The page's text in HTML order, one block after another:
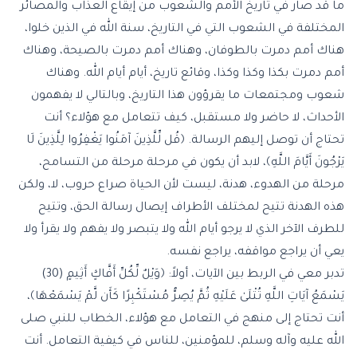
ما قد صار في تاريخ الأمم والشعوب من إيقاع العذاب والمصائر
المختلفة في الشعوب التي في التاريخ، سنة الله في الذين خلوا،
هناك أمم دمرت بالطوفان، وهناك أمم دمرت بالصيحة، وهناك
أمم دمرت بكذا وكذا وكذا، وقائع تاريخ، أيام أيام الله. وهناك
شعوب ومجتمعات ما يقرؤون هذا التاريخ، وبالتالي لا يفهمون
الأحداث، لا حاضر ولا مستقبل، كيف تتعامل مع هؤلاء؟ أنت
تحتاج أن توصل إليهم الرسالة. ﴿قُل لِّلَّذِينَ آمَنُوا يَغْفِرُوا لِلَّذِينَ لَا
يَرْجُونَ أَيَّامَ اللَّهِ﴾، لابد أن يكون في مرحلة مرحلة من التسامح،
مرحلة من الهدوء، هدنة، ليست لأن الحياة صراع حروب، لا، ولكن
هذه الهدنة تتيح لمختلف الأطراف إيصال رسالة الحق، وتتيح
للطرف الآخر الذي لا يرجو أيام الله ولا يتبصر ولا يفهم ولا يقرأ ولا
يعي أن يراجع مواقفه، يراجع نفسه.
تدبر معي في الربط بين الآيات، أولاً: ﴿وَيْلٌ لِّكُلِّ أَفَّاكٍ أَثِيمٍ (30)
يَسْمَعُ آيَاتِ اللَّهِ تُتْلَىٰ عَلَيْهِ ثُمَّ يُصِرُّ مُسْتَكْبِرًا كَأَن لَّمْ يَسْمَعْهَا﴾،
أنت تحتاج إلى منهج في التعامل مع هؤلاء، الخطاب للنبي صلى
الله عليه وآله وسلم، للمؤمنين، للناس في كيفية التعامل. أنت